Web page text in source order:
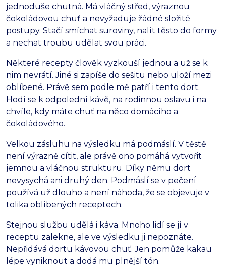
jednoduše chutná. Má vláčný střed, výraznou
čokoládovou chuť a nevyžaduje žádné složité
postupy. Stačí smíchat suroviny, nalít těsto do formy
a nechat troubu udělat svou práci.
Některé recepty člověk vyzkouší jednou a už se k
nim nevrátí. Jiné si zapíše do sešitu nebo uloží mezi
oblíbené. Právě sem podle mě patří i tento dort.
Hodí se k odpolední kávě, na rodinnou oslavu i na
chvíle, kdy máte chuť na něco domácího a
čokoládového.
Velkou zásluhu na výsledku má podmáslí. V těstě
není výrazně cítit, ale právě ono pomáhá vytvořit
jemnou a vláčnou strukturu. Díky němu dort
nevysychá ani druhý den. Podmáslí se v pečení
používá už dlouho a není náhoda, že se objevuje v
tolika oblíbených receptech.
Stejnou službu udělá i káva. Mnoho lidí se jí v
receptu zalekne, ale ve výsledku ji nepoznáte.
Nepřidává dortu kávovou chuť. Jen pomůže kakau
lépe vyniknout a dodá mu plnější tón.